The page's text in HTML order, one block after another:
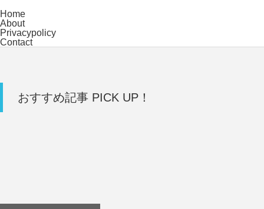
Home
About
Privacypolicy
Contact
おすすめ記事 PICK UP！